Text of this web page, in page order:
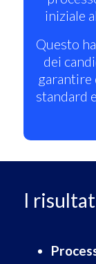
iniziale
Questo
dei
garantire
standard
I